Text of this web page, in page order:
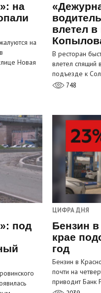
на
на
Новая
влетел
В ресторан
влетел спящий
подъезде к
748
под
ЦИФРА ДНЯ
Бензин
крае
год
Бензин в
почти на
приводит Банк